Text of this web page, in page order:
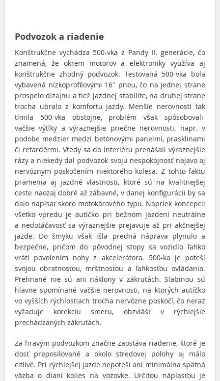
Podvozok a riadenie
Konštrukčne vychádza 500-vka z Pandy II. generácie, čo
znamená, že okrem motorov a elektroniky využíva aj
konštrukčne zhodný podvozok. Testovaná 500-vka bola
vybavená nízkoprofilovými 16″ pneu, čo na jednej strane
prospelo dizajnu a tiež jazdnej stabilite, na druhej strane
trocha ubralo z komfortu jazdy. Menšie nerovnosti tak
tlmila 500-vka obstojne, problém však spôsobovali
väčšie výtlky a výraznejšie priečne nerovnosti, napr. v
podobe medzier medzi betónovými panelmi, prasklinami
či retardérmi. Vtedy sa do interiéru prenášali výraznejšie
rázy a niekedy dal podvozok svoju nespokojnosť najavo aj
nervóznym poskočením niektorého kolesa. Z tohto faktu
pramenia aj jazdné vlastnosti, ktoré sú na kvalitnejšej
ceste naozaj dobré až zábavné, v danej konfigurácii by sa
dalo napísať skoro motokárového typu. Napriek koncepcii
všetko vpredu je autíčko pri bežnom jazdení neutrálne
a nedotáčavosť sa výraznejšie prejavuje až pri akčnejšej
jazde. Do šmyku však išla predná náprava plynulo a
bezpečne, pričom do pôvodnej stopy sa vozidlo ľahko
vráti povolením nohy z akcelerátora. 500-ka je poteší
svojou obratnosťou, mrštnosťou a ľahkosťou ovládania.
Prehnané nie sú ani náklony v zákrutách. Slabinou sú
hlavne spomínané väčšie nerovnosti, na ktorých autíčko
vo vyšších rýchlostiach trocha nervózne poskočí, čo neraz
vyžaduje korekciu smeru, obzvlášť v rýchlejšie
prechádzaných zákrutách.
Za hravým podvozkom značne zaostáva riadenie, ktoré je
dosť preposilované a okolo stredovej polohy aj málo
citlivé. Pri rýchlejšej jazde nepoteší ani minimálna spätná
väzba o dianí kolies na vozovke. Určitou náplasťou je